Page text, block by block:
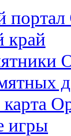
портал
край
игры